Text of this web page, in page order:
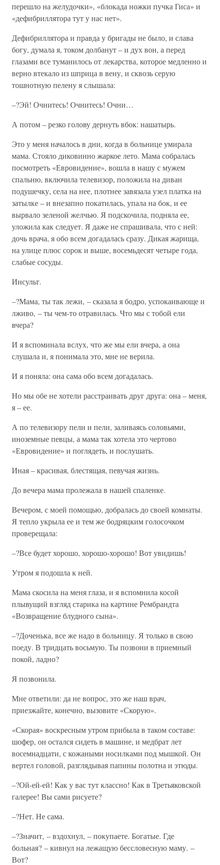
перешло на желудочки», «блокада ножки пучка Гиса» и
«дефибриллятора тут у нас нет».
Дефибриллятора и правда у бригады не было, и слава
богу, думала я, током долбанут – и дух вон, а перед
глазами все туманилось от лекарства, которое медленно и
верно втекало из шприца в вену, и сквозь серую
тошнотную пелену я слышала:
–?Эй! Очнитесь! Очнитесь! Очни…
А потом – резко голову дернуть вбок: нашатырь.
Это у меня началось в дни, когда в больнице умирала
мама. Стояло диковинно жаркое лето. Мама собралась
посмотреть «Евровидение», вошла в нашу с мужем
спальню, включила телевизор, положила на диван
подушечку, села на нее, плотнее завязала узел платка на
затылке – и внезапно покатилась, упала на бок, и ее
вырвало зеленой желчью. Я подскочила, подняла ее,
уложила как следует. Я даже не спрашивала, что с ней:
дочь врача, я обо всем догадалась сразу. Дикая жарища,
на улице плюс сорок и выше, восемьдесят четыре года,
слабые сосуды.
Инсульт.
–?Мама, ты так лежи, – сказала я бодро, успокаивающе и
лживо, – ты чем-то отравилась. Что мы с тобой ели
вчера?
И я вспоминала вслух, что же мы ели вчера, а она
слушала и, я понимала это, мне не верила.
И я поняла: она сама обо всем догадалась.
Но мы обе не хотели расстраивать друг друга: она – меня,
я – ее.
А по телевизору пели и пели, заливаясь соловьями,
иноземные певцы, а мама так хотела это чертово
«Евровидение» и поглядеть, и послушать.
Иная – красивая, блестящая, певучая жизнь.
До вечера мама пролежала в нашей спаленке.
Вечером, с моей помощью, добралась до своей комнаты.
Я тепло укрыла ее и тем же бодряцким голосочком
проверещала:
–?Все будет хорошо, хорошо-хорошо! Вот увидишь!
Утром я подошла к ней.
Мама скосила на меня глаза, и я вспомнила косой
плывущий взгляд старика на картине Рембрандта
«Возвращение блудного сына».
–?Доченька, все же надо в больницу. Я только в свою
поеду. В тридцать восьмую. Ты позвони в приемный
покой, ладно?
Я позвонила.
Мне ответили: да не вопрос, это же наш врач,
приезжайте, конечно, вызовите «Скорую».
«Скорая» воскресным утром прибыла в таком составе:
шофер, он остался сидеть в машине, и медбрат лет
восемнадцати, с кожаными носилками под мышкой. Он
вертел головой, разглядывая папины полотна и этюды.
–?Ой-ей-ей! Как у вас тут классно! Как в Третьяковской
галерее! Вы сами рисуете?
–?Нет. Не сама.
–?Значит, – вздохнул, – покупаете. Богатые. Где
больная? – кивнул на лежащую бессловесную маму. –
Вот?